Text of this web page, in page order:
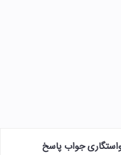
جواب پاسخ